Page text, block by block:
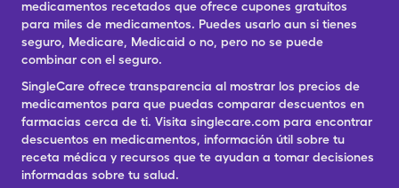
medicamentos recetados que ofrece cupones gratuitos
para miles de medicamentos. Puedes usarlo aun si tienes
seguro, Medicare, Medicaid o no, pero no se puede
combinar con el seguro.
SingleCare ofrece transparencia al mostrar los precios de
medicamentos para que puedas comparar descuentos en
farmacias cerca de ti. Visita singlecare.com para encontrar
descuentos en medicamentos, información útil sobre tu
receta médica y recursos que te ayudan a tomar decisiones
informadas sobre tu salud.